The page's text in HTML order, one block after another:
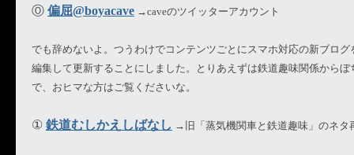
Ⓞ 偏屈@boyacave →caveのツイッターアカウント
でも辞めないよ。つうわけでコンテンツごとにスマホ対応の新ブログ
編集して更新することにしました。とりあえずは鉄道趣味関係からぼ
で、おヒマな方はご覧くださいな。
① 鉄道むしかえしばなし →旧「蒸気機関車と鉄道趣味」のネタ